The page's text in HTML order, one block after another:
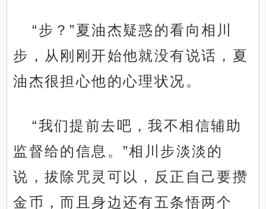
“步？”夏油杰疑惑的看向相川
步，从刚刚开始他就没有说话，夏
油杰很担心他的心理状况。
“我们提前去吧，我不相信辅助
监督给的信息。”相川步淡淡的
说，拔除咒灵可以，反正自己要攒
金币，而且身边还有五条悟两个